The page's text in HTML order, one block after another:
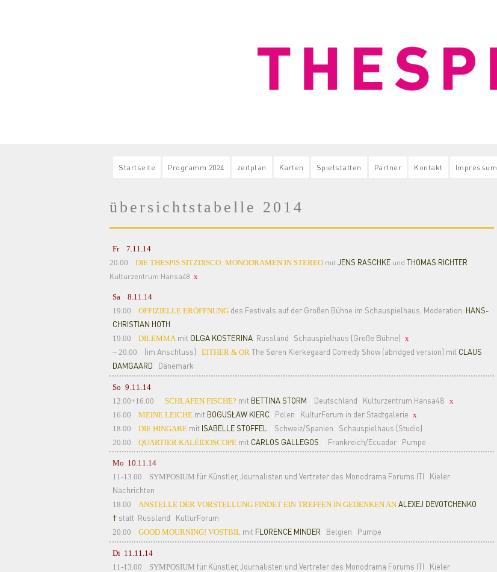
Startseite Programm 2024 zeitplan Karten Spielstätten Partner Kontakt Impressum
übersichtstabelle 2014
Fr 7.11.14
20.00
DIE THESPIS SITZDISCO: MONODRAMEN IN STEREO mit JENS RASCHKE und THOMAS RICHTER
Kulturzentrum Hansa48 x
Sa 8.11.14
19.00
OFFIZIELLE ERÖFFNUNG des Festivals auf der Großen Bühne im Schauspielhaus, Moderation: HANS-
CHRISTIAN HOTH
19.00 DILEMMA mit OLGA KOSTERINA Russland Schauspielhaus (Große Bühne) x
~ 20.00 (im Anschluss) EITHER & OR The Søren Kierkegaard Comedy Show (abridged version) mit CLAUS
DAMGAARD
Dänemark
So 9.11.14
12.00+16.00
SCHLAFEN FISCHE? mit BETTINA STORM Deutschland Kulturzentrum Hansa48 x
16.00 MEINE LEICHE mit BOGUSŁAW KIERC Polen KulturForum in der Stadtgalerie x
18.00
DIE HINGABE mit ISABELLE STOFFEL Schweiz/Spanien Schauspielhaus (Studio)
20.00 QUARTIER KALÉIDOSCOPE mit CARLOS GALLEGOS Frankreich/Ecuador Pumpe
Mo 10.11.14
11-13.00
SYMPOSIUM für Künstler, Journalisten und Vertreter des Monodrama Forums ITI
Kieler
Nachrichten
18.00 ANSTELLE DER VORSTELLUNG FINDET EIN TREFFEN IN GEDENKEN AN ALEXEJ DEVOTCHENKO
† statt Russland KulturForum
20.00 GOOD MOURNING! VOSTBIL mit FLORENCE MINDER Belgien Pumpe
Di 11.11.14
11-13.00
SYMPOSIUM für Künstler, Journalisten und Vertreter des Monodrama Forums ITI
Kieler